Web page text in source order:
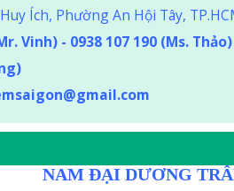
Ích, Phường An Hội Tây,
Vinh) - 0938 107 190 (Ms. Thảo)
NAM ĐẠI DƯƠNG